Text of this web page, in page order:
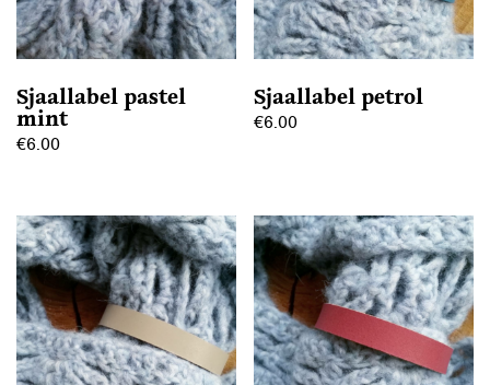
Sjaallabel pastel
mint
€6.00
Sjaallabel petrol
€6.00